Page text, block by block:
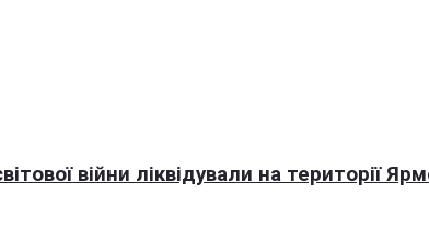
війни ліквідували на території